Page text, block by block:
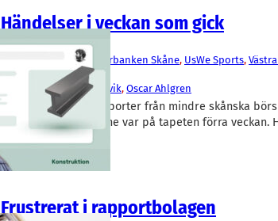
Händelser i veckan som gick
Aktier
Lumito Sparbanken Skåne, UsWe Sports,
Finance
Joel Eklund, Niklas Agevik, Oscar Ahlgren
Knackiga kvartalsrapporter från mindre skånska
och Sparbanken Skåne var på tapeten förra veckan.
Frustrerat i rapportbolagen